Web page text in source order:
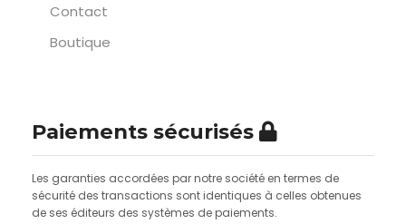
Contact
Boutique
Paiements sécurisés
Les garanties accordées par notre société en termes de
sécurité des transactions sont identiques à celles obtenues
de ses éditeurs des systèmes de paiements.